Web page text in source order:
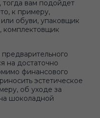
тогда вам подойдет
к примеру,
обуви, упаковщик
комплектовщик
на достаточно
финансового
эстетическое
об уходе за
шоколадной